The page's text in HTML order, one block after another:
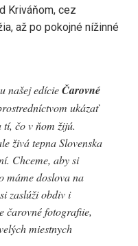
Kriváňom, cez
až po pokojné nížinné
našej edícieČarovné
ukázať
tí, čo v ňom žijú.
živá tepna Slovenska
Chceme, aby si
máme doslova na
zaslúži obdiv i
čarovné fotografiie,
miestnych